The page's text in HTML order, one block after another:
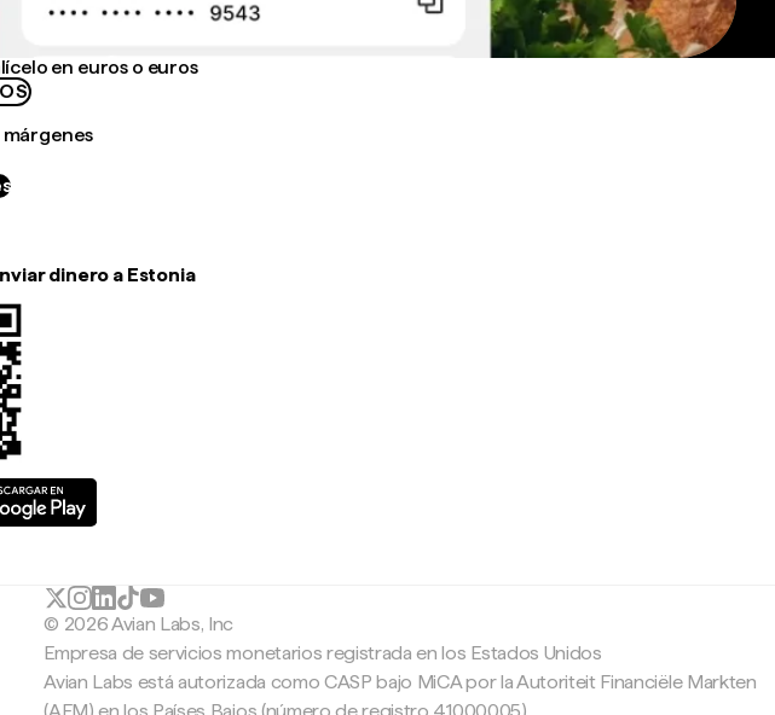
en euros o euros
márgenes
dinero a Estonia
© 2026 Avian Labs, Inc
Empresa de servicios monetarios registrada en los Estados Unidos
Avian Labs está autorizada como CASP bajo MiCA por la Autoriteit Financiële Markten